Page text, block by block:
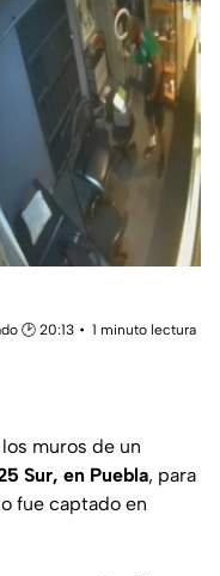
🕑 20:13
1 minuto lectura
muros de un
Sur, en Puebla, para
fue captado en